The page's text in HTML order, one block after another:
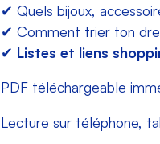
✔ Quels bijoux,
✔ Comment trier ton
✔ Listes et liens
PDF téléchargeable
Lecture sur téléphone,